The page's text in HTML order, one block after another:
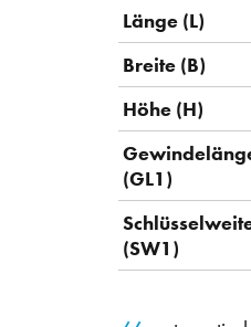
Länge (L)
Breite (B)
Höhe (H)
(GL1)
(SW1)